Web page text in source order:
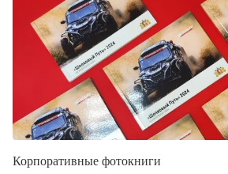
Корпоративные фотокниги